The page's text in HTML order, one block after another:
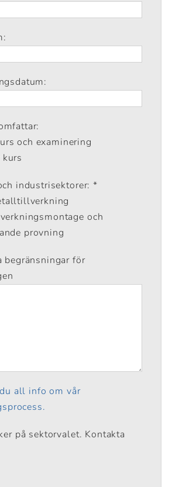
och examinering
kurs
industrisektorer: *
och
provning
begränsningar för
all info om vår
på sektorvalet. Kontakta